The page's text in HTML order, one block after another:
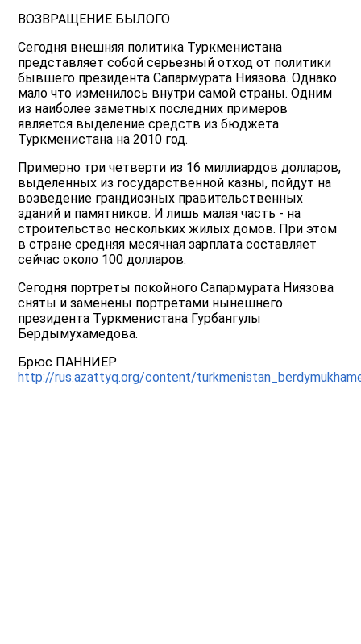
ВОЗВРАЩЕНИЕ БЫЛОГО
Сегодня внешняя политика Туркменистана
представляет собой серьезный отход от политики
бывшего президента Сапармурата Ниязова. Однако
мало что изменилось внутри самой страны. Одним
из наиболее заметных последних примеров
является выделение средств из бюджета
Туркменистана на 2010 год.
Примерно три четверти из 16 миллиардов долларов,
выделенных из государственной казны, пойдут на
возведение грандиозных правительственных
зданий и памятников. И лишь малая часть - на
строительство нескольких жилых домов. При этом
в стране средняя месячная зарплата составляет
сейчас около 100 долларов.
Сегодня портреты покойного Сапармурата Ниязова
сняты и заменены портретами нынешнего
президента Туркменистана Гурбангулы
Бердымухамедова.
Брюс ПАННИЕР
http://rus.azattyq.org/content/